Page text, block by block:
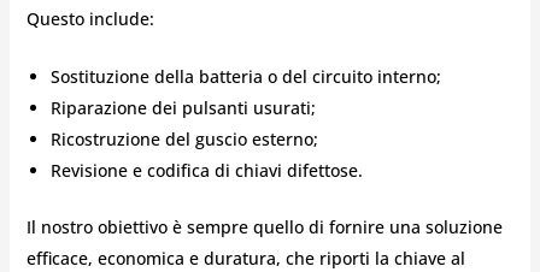
Questo include:
Sostituzione della batteria o del circuito interno;
Riparazione dei pulsanti usurati;
Ricostruzione del guscio esterno;
Revisione e codifica di chiavi difettose.
Il nostro obiettivo è sempre quello di fornire una soluzione
efficace, economica e duratura, che riporti la chiave al